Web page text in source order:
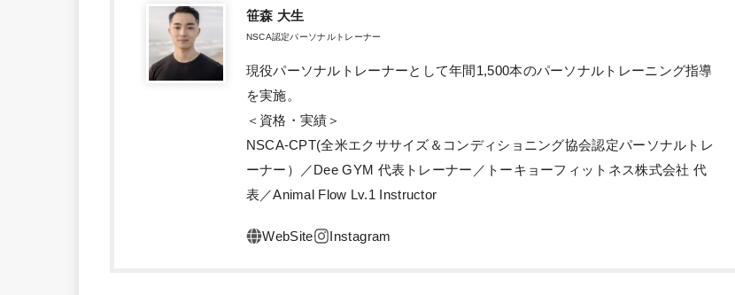
笹森 大生
NSCA認定パーソナルトレーナー
現役パーソナルトレーナーとして年間1,500本のパーソナルトレーニング指導
を実施。
＜資格・実績＞
NSCA-CPT(全米エクササイズ＆コンディショニング協会認定パーソナルトレ
ーナー）／Dee GYM 代表トレーナー／トーキョーフィットネス株式会社 代
表／Animal Flow Lv.1 Instructor